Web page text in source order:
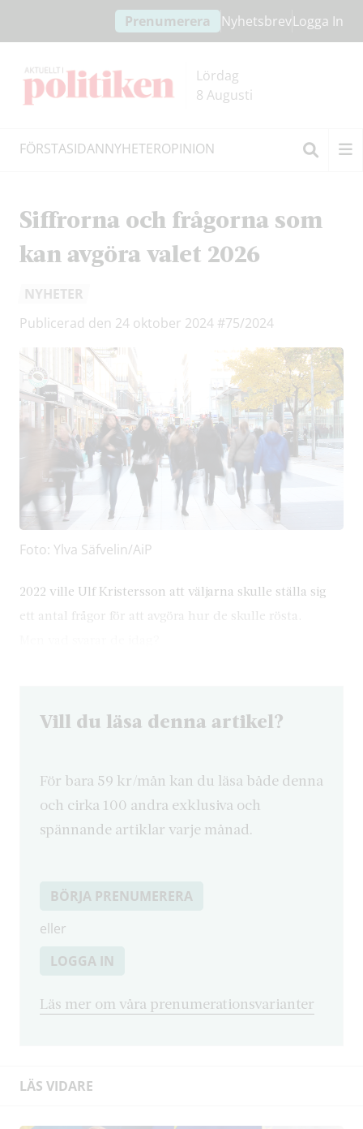
innehållet
headern
Prenumerera NyhetsbrevLogga In
Lördag
8 Augusti
FÖRSTASIDANNYHETEROPINION
Siffrorna och frågorna som
kan avgöra valet 2026
NYHETER
Publicerad den 24 oktober 2024 #75/2024
Foto: Ylva Säfvelin/AiP
2022 ville Ulf Kristersson att väljarna skulle ställa sig
ett antal frågor för att avgöra hur de skulle rösta.
Vill du läsa denna artikel?
För bara 59 kr/mån kan du läsa både denna
och cirka 100 andra exklusiva och
spännande artiklar varje månad.
BÖRJA PRENUMERERA
eller
LOGGA IN
Läs mer om våra prenumerationsvarianter
LÄS VIDARE